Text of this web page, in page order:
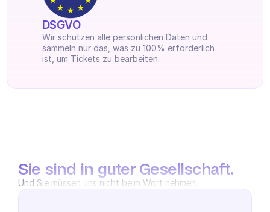
DSGVO
Wir schützen alle persönlichen Daten und
sammeln nur das, was zu 100% erforderlich
ist, um Tickets zu bearbeiten.
Sie sind in guter Gesellschaft.
Und Sie müssen uns nicht beim Wort nehmen.